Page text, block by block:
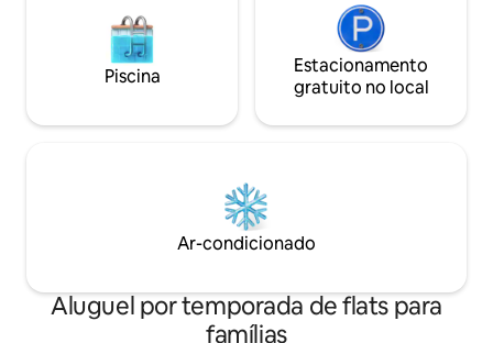
Piscina
Estacionamento
gratuito no local
Ar-condicionado
Aluguel por temporada de flats para
famílias